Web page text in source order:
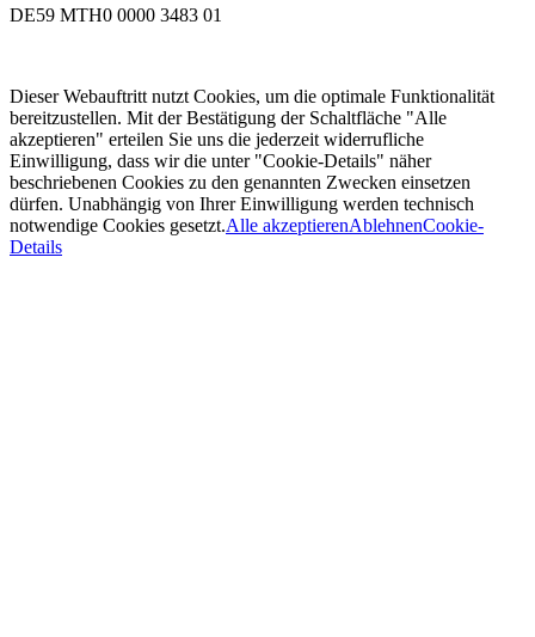
DE59 MTH0 0000 3483 01
Dieser Webauftritt nutzt Cookies, um die optimale Funktionalität
bereitzustellen. Mit der Bestätigung der Schaltfläche "Alle
akzeptieren" erteilen Sie uns die jederzeit widerrufliche
Einwilligung, dass wir die unter "Cookie-Details" näher
beschriebenen Cookies zu den genannten Zwecken einsetzen
dürfen. Unabhängig von Ihrer Einwilligung werden technisch
notwendige Cookies gesetzt.Alle akzeptierenAblehnenCookie-
Details